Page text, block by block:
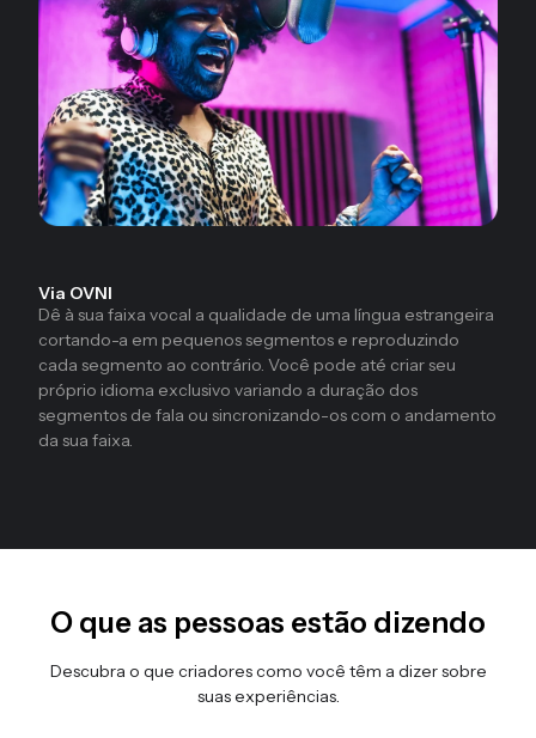
Via OVNI
Dê à sua faixa vocal a qualidade de uma língua estrangeira
cortando-a em pequenos segmentos e reproduzindo
cada segmento ao contrário. Você pode até criar seu
próprio idioma exclusivo variando a duração dos
segmentos de fala ou sincronizando-os com o andamento
da sua faixa.
O que as pessoas estão dizendo
Descubra o que criadores como você têm a dizer sobre
suas experiências.